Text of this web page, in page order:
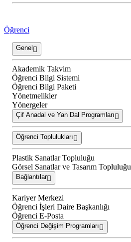
Öğrenci
Genel
Akademik Takvim
Öğrenci Bilgi Sistemi
Öğrenci Bilgi Paketi
Yönetmelikler
Yönergeler
Çif Anadal ve Yan Dal Programları
Öğrenci Toplulukları
Plastik Sanatlar Topluluğu
Görsel Sanatlar ve Tasarım Topluluğu
Bağlantılar
Kariyer Merkezi
Öğrenci İşleri Daire Başkanlığı
Öğrenci E-Posta
Öğrenci Değişim Programları